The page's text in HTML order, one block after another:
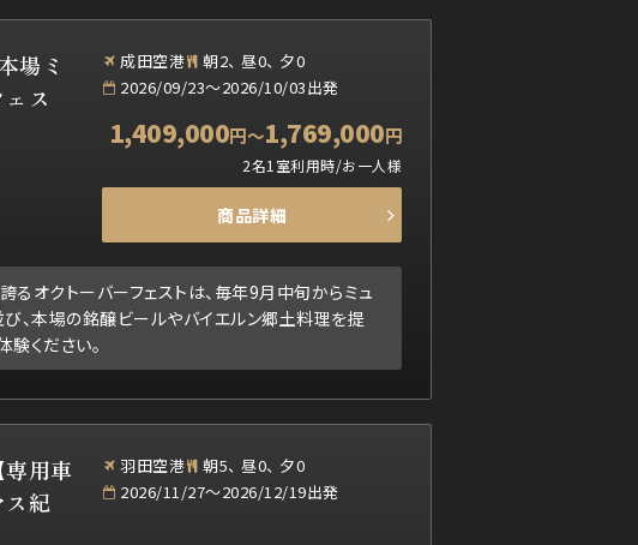
場ミ
ス
成田空港
朝2、 昼0、 夕0
2026/09/23～2026/10/03出発
1,409,000円～1,769,000円
2名1室利用時/お一人様
商品詳細
るオクトーバーフェストは、毎年9月中旬からミュ
、本場の銘醸ビールやバイエルン郷土料理を提
ください。
用車
紀
羽田空港
朝5、 昼0、 夕0
2026/11/27～2026/12/19出発